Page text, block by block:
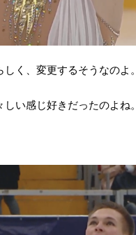
く、変更するそうなのよ。
い感じ好きだったのよね。